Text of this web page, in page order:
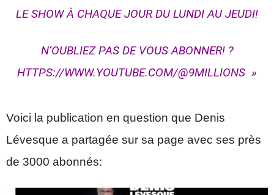
LE SHOW À CHAQUE JOUR DU LUNDI AU JEUDI!
N’OUBLIEZ PAS DE VOUS ABONNER! ?
HTTPS://WWW.YOUTUBE.COM/@9MILLIONS »
Voici la publication en question que Denis
Lévesque a partagée sur sa page avec ses près
de 3000 abonnés: